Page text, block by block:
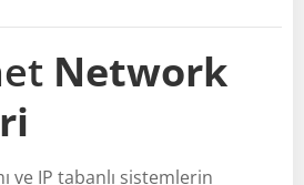
Network
ve IP tabanlı sistemlerin